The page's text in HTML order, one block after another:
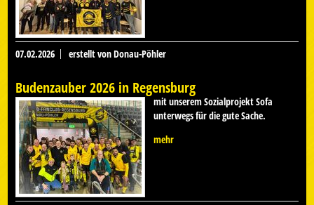
07.02.2026 erstellt von Donau-Pöhler
Budenzauber 2026 in Regensburg
mit unserem Sozialprojekt Sofa
unterwegs für die gute Sache.
mehr